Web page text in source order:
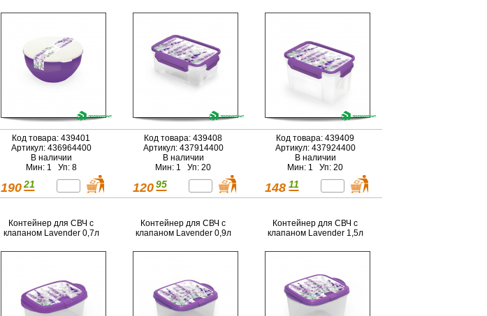
Код товара: 439401
Артикул: 436964400
В наличии
Мин: 1 Уп: 8
190 21
Код товара: 439408
Артикул: 437914400
В наличии
Мин: 1 Уп: 20
120 95
Код товара: 439409
Артикул: 437924400
В наличии
Мин: 1 Уп: 20
148 11
Контейнер для СВЧ с
клапаном Lavender 0,7л
Контейнер для СВЧ с
клапаном Lavender 0,9л
Контейнер для СВЧ с
клапаном Lavender 1,5л